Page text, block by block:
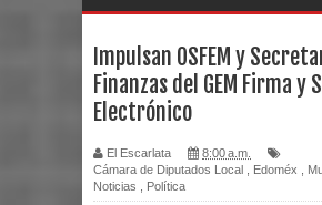
Impulsan OSFEM y
Finanzas del GEM Firma y
Electrónico
El Escarlata
8:00 a.m.
Cámara de Diputados Local
Edoméx
Noticias
Política